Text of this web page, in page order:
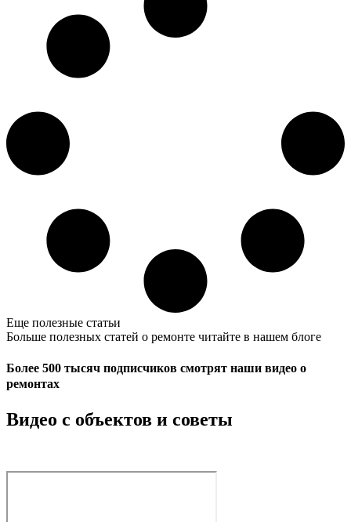
Еще полезные статьи
Больше полезных статей о ремонте читайте в нашем блоге
Более 500 тысяч подписчиков смотрят наши видео о
ремонтах
Видео с объектов и советы